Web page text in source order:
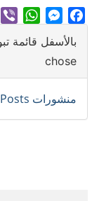
Facebook
chose
منشورات Posts